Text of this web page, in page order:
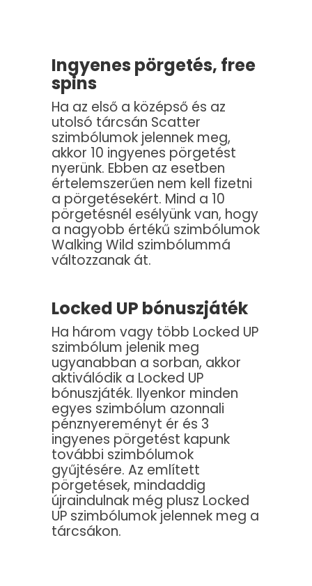
Ingyenes pörgetés, free
spins
Ha az első a középső és az
utolsó tárcsán Scatter
szimbólumok jelennek meg,
akkor 10 ingyenes pörgetést
nyerünk. Ebben az esetben
értelemszerűen nem kell fizetni
a pörgetésekért. Mind a 10
pörgetésnél esélyünk van, hogy
a nagyobb értékű szimbólumok
Walking Wild szimbólummá
változzanak át.
Locked UP bónuszjáték
Ha három vagy több Locked UP
szimbólum jelenik meg
ugyanabban a sorban, akkor
aktiválódik a Locked UP
bónuszjáték. Ilyenkor minden
egyes szimbólum azonnali
pénznyereményt ér és 3
ingyenes pörgetést kapunk
további szimbólumok
gyűjtésére. Az említett
pörgetések, mindaddig
újraindulnak még plusz Locked
UP szimbólumok jelennek meg a
tárcsákon.